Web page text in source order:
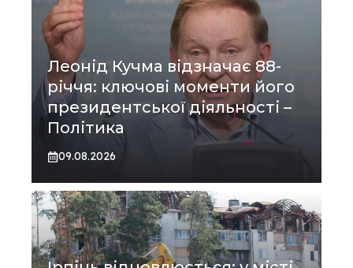
Леонід Кучма відзначає 88-
річчя: ключові моменти його
президентської діяльності –
Політика
09.08.2026